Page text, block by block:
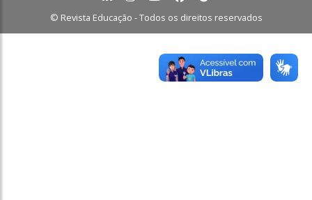
© Revista Educação - Todos os direitos reservados